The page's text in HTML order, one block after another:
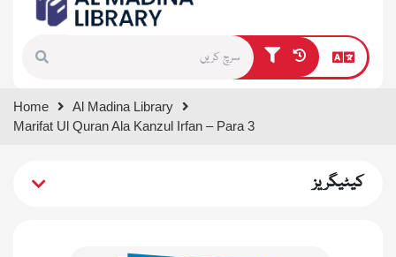
results.
Home
Al Madina Library
Marifat Ul Quran Ala Kanzul Irfan – Para 3
کیٹیگریز